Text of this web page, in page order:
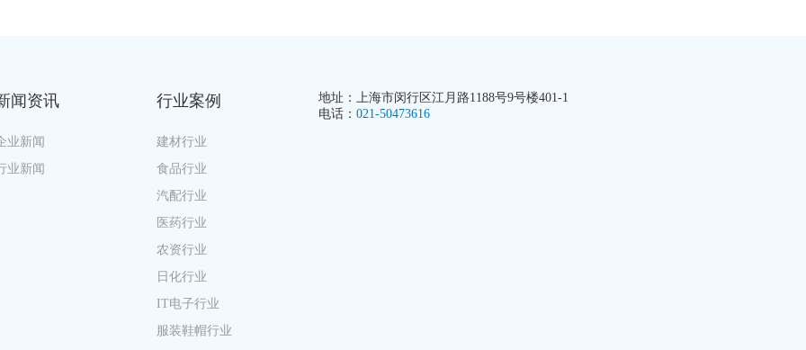
闻资讯
业新闻
业新闻
行业案例
建材行业
食品行业
汽配行业
医药行业
农资行业
日化行业
IT电子行业
服装鞋帽行业
地址：上海市闵行区江月路1188号9号楼401-1
电话： 021-50473616